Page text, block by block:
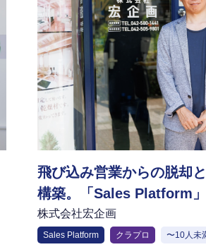
飛び込み営業からの脱却
構築。「Sales Platform
の活用で不動産仕入れの効
株式会社宏企画
Sales Platform クラプロ 〜10人未